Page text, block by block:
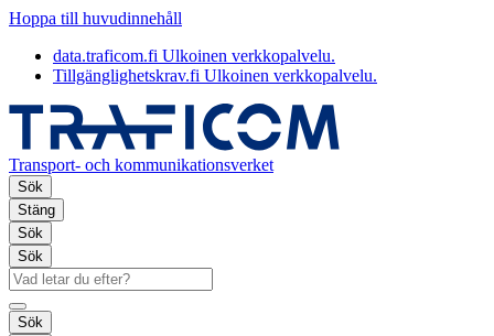
Hoppa till huvudinnehåll
data.traficom.fi Ulkoinen verkkopalvelu.
Tillgänglighetskrav.fi Ulkoinen verkkopalvelu.
Transport- och kommunikationsverket
Sök
Stäng
Sök
Sök
Sök